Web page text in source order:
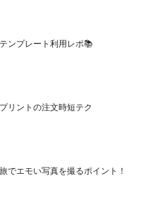
ンプレート利用レポ📚
リントの注文時短テク
でエモい写真を撮るポイント！